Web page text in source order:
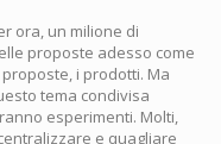
ora, un milione di
proposte adesso come
i prodotti. Ma
tema condivisa
esperimenti. Molti,
e quagliare